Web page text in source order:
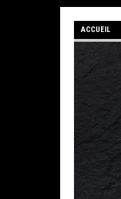
ACCUEIL